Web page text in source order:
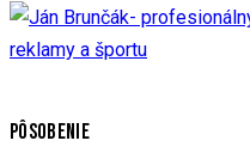
PÔSOBENIE